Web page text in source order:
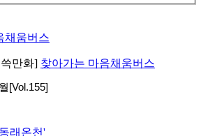
만화] 찾아가는 마음채움버스
[Vol.155]